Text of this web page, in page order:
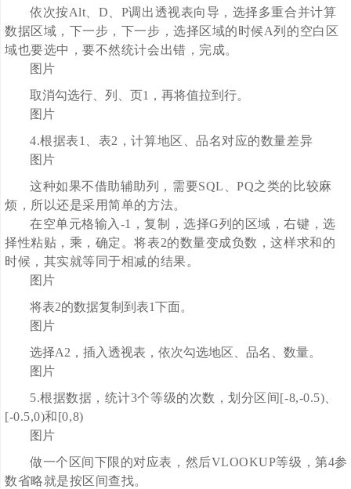
依次按Alt、D、P调出透视表向导，选择多重合并计算
数据区域，下一步，下一步，选择区域的时候A列的空白区
域也要选中，要不然统计会出错，完成。
图片
取消勾选行、列、页1，再将值拉到行。
图片
4.根据表1、表2，计算地区、品名对应的数量差异
图片
这种如果不借助辅助列，需要SQL、PQ之类的比较麻
烦，所以还是采用简单的方法。
在空单元格输入-1，复制，选择G列的区域，右键，选
择性粘贴，乘，确定。将表2的数量变成负数，这样求和的
时候，其实就等同于相减的结果。
图片
将表2的数据复制到表1下面。
图片
选择A2，插入透视表，依次勾选地区、品名、数量。
图片
5.根据数据，统计3个等级的次数，划分区间[-8,-0.5)、
[-0.5,0)和[0,8)
图片
做一个区间下限的对应表，然后VLOOKUP等级，第4参
数省略就是按区间查找。